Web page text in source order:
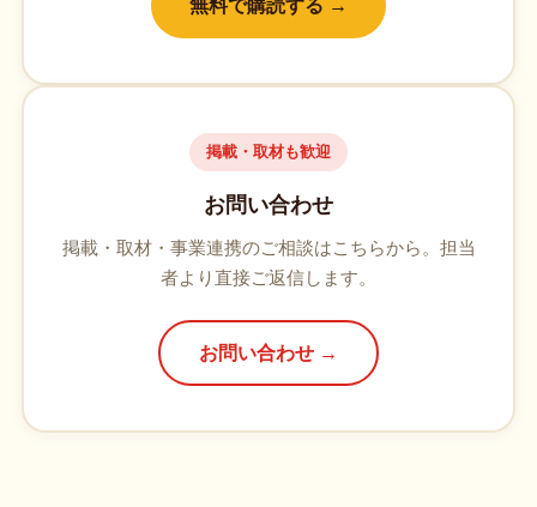
無料で購読する →
掲載・取材も歓迎
お問い合わせ
掲載・取材・事業連携のご相談はこちらから。担当
者より直接ご返信します。
お問い合わせ →